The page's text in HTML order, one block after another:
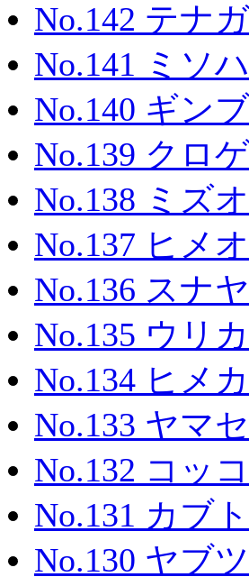
No.142 テナ
No.141 ミソ
No.140 ギン
No.139 クロ
No.138 ミズ
No.137 ヒメ
No.136 スナ
No.135 ウリ
No.134 ヒメ
No.133 ヤマセ
No.132 コッ
No.131 カブ
No.130 ヤブ